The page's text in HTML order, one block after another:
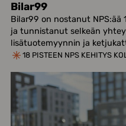
Bilar99
Bilar99 on nostanut NPS:ää
ja tunnistanut selkeän
lisätuotemyynnin ja
18 PISTEEN NPS KEHITYS